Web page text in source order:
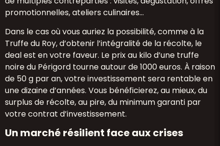
promotionnelles, ateliers culinaires…
Dans le cas où vous auriez la possibilité, comme à la
Truffe du Roy, d’obtenir l’intégralité de la récolte, le
deal est en votre faveur. Le prix au kilo d’une truffe
noire du Périgord tourne autour de 1000 euros. À raison
de 50 g par an, votre investissement sera rentable en
une dizaine d’années. Vous bénéficierez, au mieux, du
surplus de récolte, au pire, du minimum garanti par
votre contrat d’investissement.
Un marché résilient face aux crises